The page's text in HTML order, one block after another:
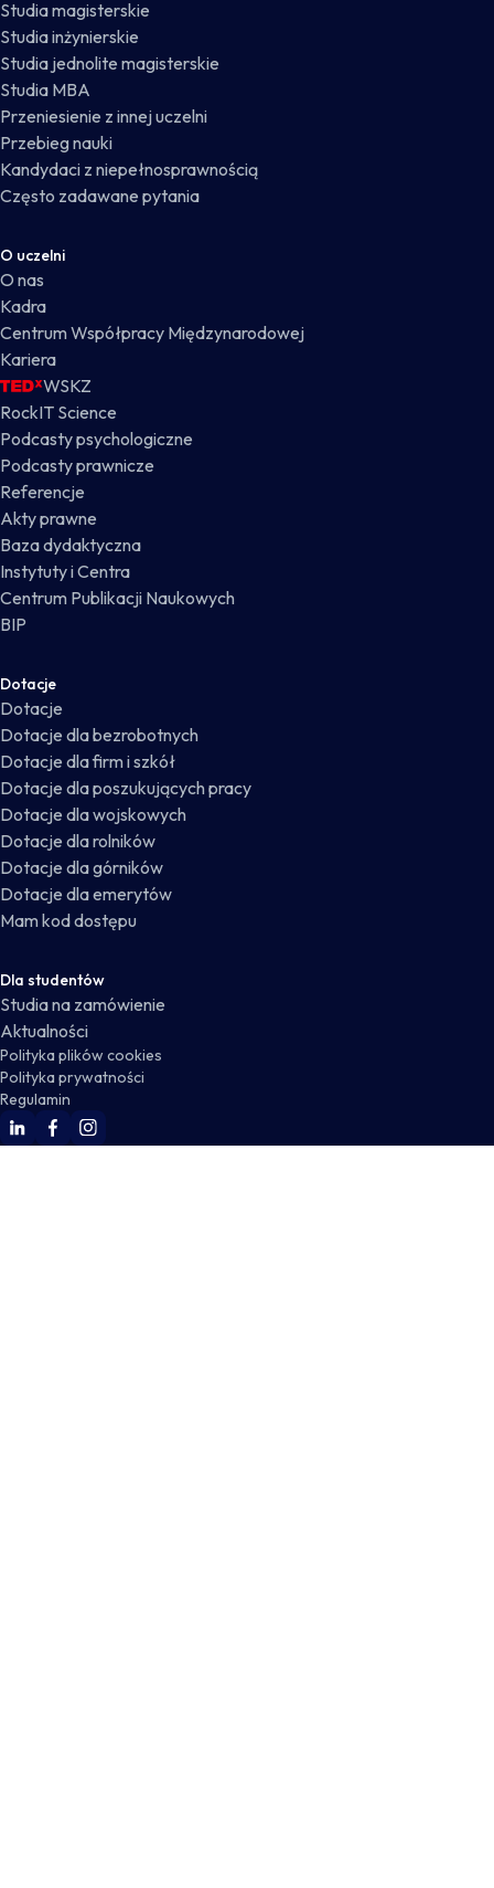
Studia magisterskie
Studia inżynierskie
Studia jednolite magisterskie
Studia MBA
Przeniesienie z innej uczelni
Przebieg nauki
Kandydaci z niepełnosprawnością
Często zadawane pytania
O uczelni
O nas
Kadra
Centrum Współpracy Międzynarodowej
Kariera
WSKZ
RockIT Science
Podcasty psychologiczne
Podcasty prawnicze
Referencje
Akty prawne
Baza dydaktyczna
Instytuty i Centra
Centrum Publikacji Naukowych
BIP
Dotacje
Dotacje
Dotacje dla bezrobotnych
Dotacje dla firm i szkół
Dotacje dla poszukujących pracy
Dotacje dla wojskowych
Dotacje dla rolników
Dotacje dla górników
Dotacje dla emerytów
Mam kod dostępu
Dla studentów
Studia na zamówienie
Aktualności
Polityka plików cookies
Polityka prywatności
Regulamin
WSKZ Linkedin
WSKZ Facebook
WSKZ Instagram